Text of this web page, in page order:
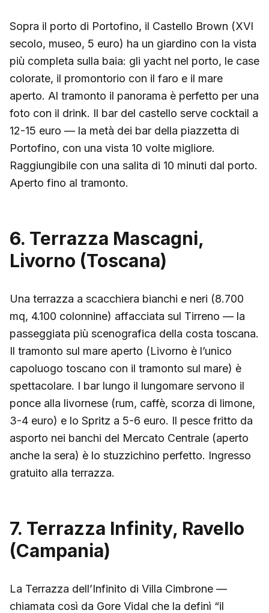
Sopra il porto di Portofino, il Castello Brown (XVI
secolo, museo, 5 euro) ha un giardino con la vista
più completa sulla baia: gli yacht nel porto, le case
colorate, il promontorio con il faro e il mare
aperto. Al tramonto il panorama è perfetto per una
foto con il drink. Il bar del castello serve cocktail a
12-15 euro — la metà dei bar della piazzetta di
Portofino, con una vista 10 volte migliore.
Raggiungibile con una salita di 10 minuti dal porto.
Aperto fino al tramonto.
6. Terrazza Mascagni,
Livorno (Toscana)
Una terrazza a scacchiera bianchi e neri (8.700
mq, 4.100 colonnine) affacciata sul Tirreno — la
passeggiata più scenografica della costa toscana.
Il tramonto sul mare aperto (Livorno è l’unico
capoluogo toscano con il tramonto sul mare) è
spettacolare. I bar lungo il lungomare servono il
ponce alla livornese (rum, caffè, scorza di limone,
3-4 euro) e lo Spritz a 5-6 euro. Il pesce fritto da
asporto nei banchi del Mercato Centrale (aperto
anche la sera) è lo stuzzichino perfetto. Ingresso
gratuito alla terrazza.
7. Terrazza Infinity, Ravello
(Campania)
La Terrazza dell’Infinito di Villa Cimbrone —
chiamata così da Gore Vidal che la definì “il